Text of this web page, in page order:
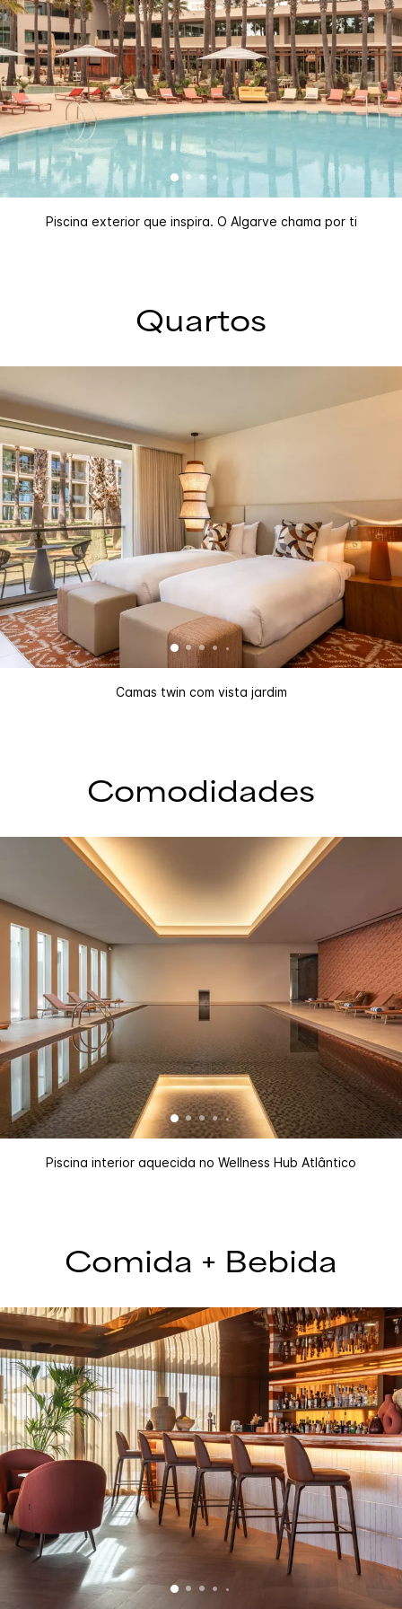
Piscina exterior que inspira. O Algarve chama por ti
Quartos
Camas twin com vista jardim
Comodidades
Piscina interior aquecida no Wellness Hub Atlântico
Comida + Bebida